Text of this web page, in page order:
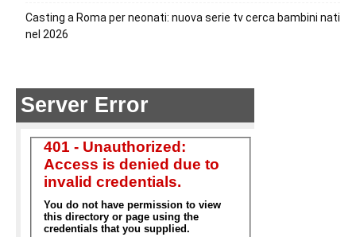
Casting a Roma per neonati: nuova serie tv cerca bambini nati
nel 2026